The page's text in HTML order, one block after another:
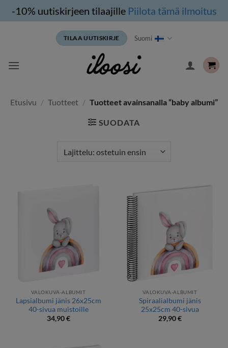
-10% uutiskirjeen tilaajille Piilota tämä ilmoitus
TILAA UUTISKIRJE Suomi
Etusivu / Tuotteet / Tuotteet avainsanalla “baby albumi”
SUODATA
VALOKUVA-ALBUMIT
Lapsialbumi jänis 26x25cm
40-sivua muistoille
34,90€
VALOKUVA-ALBUMIT
Spiraalialbumi jänis
25x25cm 40-sivua
29,90€